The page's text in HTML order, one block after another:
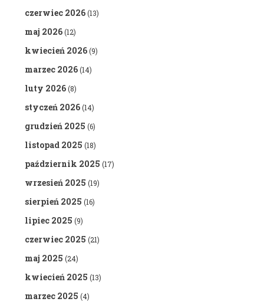
czerwiec 2026(13)
maj 2026(12)
kwiecień 2026(9)
marzec 2026(14)
luty 2026(8)
styczeń 2026(14)
grudzień 2025 (6)
listopad 2025 (18)
październik 2025 (17)
wrzesień 2025 (19)
sierpień 2025 (16)
lipiec 2025 (9)
czerwiec 2025 (21)
maj 2025 (24)
kwiecień 2025 (13)
marzec 2025 (4)